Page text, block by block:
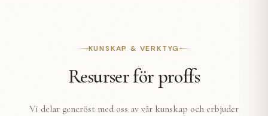
KUNSKAP & VERKTYG
Resurser för proffs
Vi delar generöst med oss av vår kunskap och erbjuder